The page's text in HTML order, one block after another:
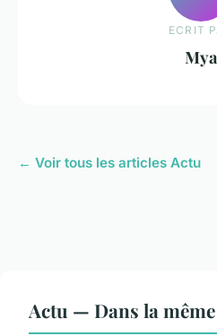
ECRIT
Mya
← Voir tous les articles Actu
Actu — Dans la